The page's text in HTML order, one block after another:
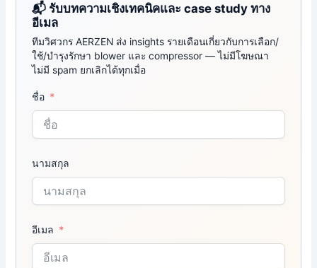
📬 รับบทความเชิงเทคนิคและ case study ทาง
อีเมล
ทีมวิศวกร AERZEN ส่ง insights รายเดือนเกี่ยวกับการเลือก/
ใช้/บำรุงรักษา blower และ compressor — ไม่มีโฆษณา
ไม่มี spam ยกเลิกได้ทุกเมื่อ
ชื่อ
นามสกุล
อีเมล